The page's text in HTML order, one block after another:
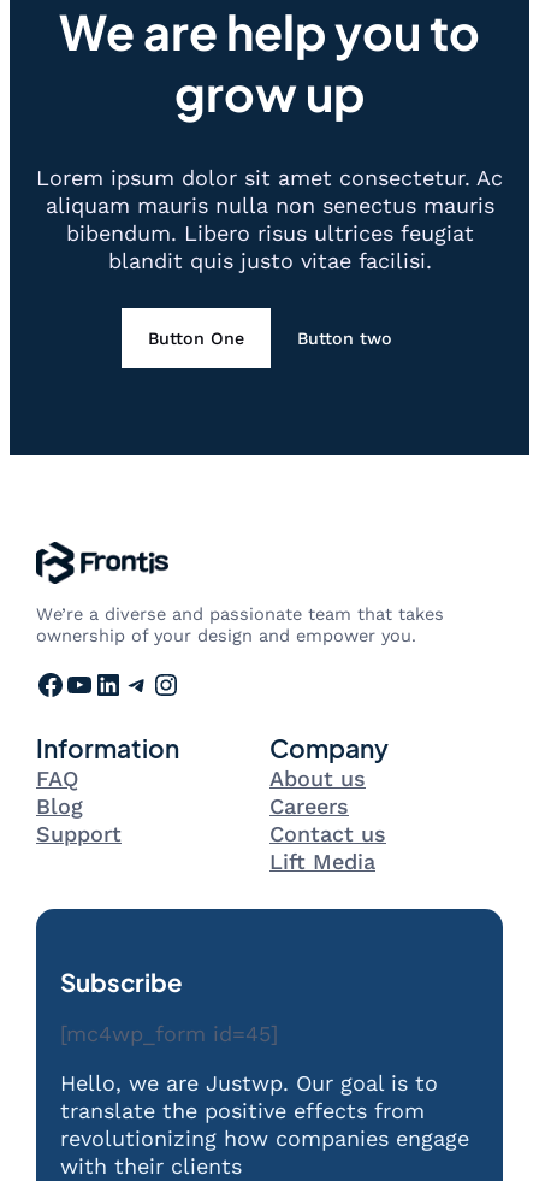
We are help you to
grow up
Lorem ipsum dolor sit amet consectetur. Ac
aliquam mauris nulla non senectus mauris
bibendum. Libero risus ultrices feugiat
blandit quis justo vitae facilisi.
Button One Button two
We’re a diverse and passionate team that takes
ownership of your design and empower you.
Facebook YouTube LinkedIn Telegram Instagram
Information
FAQ
Blog
Support
Company
About us
Careers
Contact us
Lift Media
Subscribe
[mc4wp_form id=45]
Hello, we are Justwp. Our goal is to
translate the positive effects from
revolutionizing how companies engage
with their clients